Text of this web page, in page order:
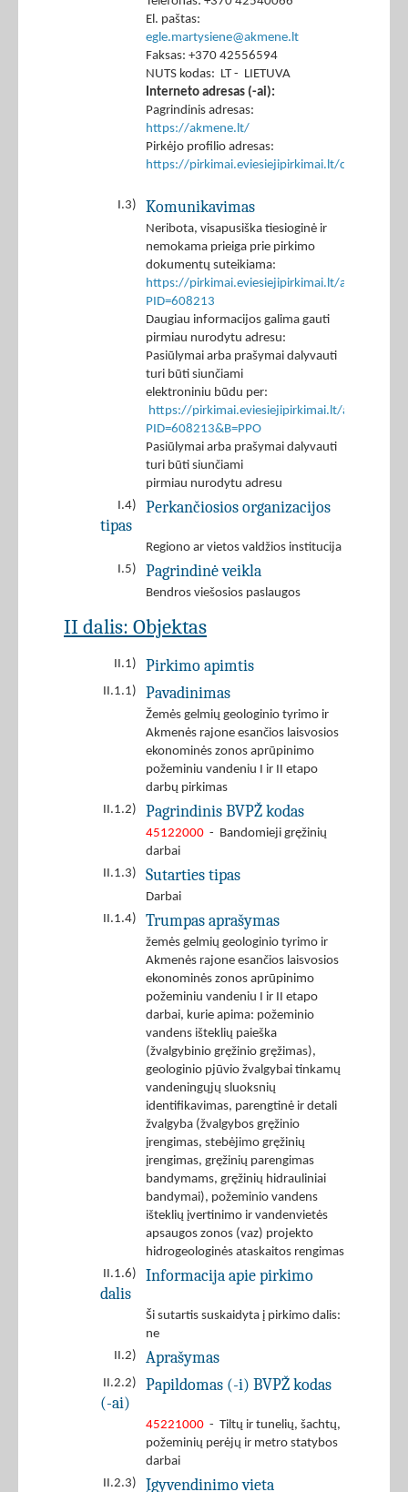
El. paštas:
egle.martysiene@akmene.lt
Faksas: +370 42556594
NUTS kodas: LT - LIETUVA
Interneto adresas (-ai):
Pagrindinis adresas:
https://akmene.lt/
Pirkėjo profilio adresas:
https://pirkimai.eviesiejipirkimai.lt/ctm/
I.3) Komunikavimas
Neribota, visapusiška tiesioginė ir
nemokama prieiga prie pirkimo
dokumentų suteikiama:
https://pirkimai.eviesiejipirkimai.lt/app/rfq/
PID=608213
Daugiau informacijos galima gauti
pirmiau nurodytu adresu:
Pasiūlymai arba prašymai dalyvauti
turi būti siunčiami
elektroniniu būdu per:
https://pirkimai.eviesiejipirkimai.lt/app/rfq/
PID=608213&B=PPO
Pasiūlymai arba prašymai dalyvauti
turi būti siunčiami
pirmiau nurodytu adresu
I.4)
Perkančiosios organizacijos
tipas
Regiono ar vietos valdžios institucija
I.5)
Pagrindinė veikla
Bendros viešosios paslaugos
II dalis: Objektas
II.1) Pirkimo apimtis
II.1.1) Pavadinimas
Žemės gelmių geologinio tyrimo ir
Akmenės rajone esančios laisvosios
ekonominės zonos aprūpinimo
požeminiu vandeniu I ir II etapo
darbų pirkimas
II.1.2)
Pagrindinis BVPŽ kodas
45122000 - Bandomieji gręžinių
darbai
II.1.3)
Sutarties tipas
Darbai
II.1.4)
Trumpas aprašymas
žemės gelmių geologinio tyrimo ir
Akmenės rajone esančios laisvosios
ekonominės zonos aprūpinimo
požeminiu vandeniu I ir II etapo
darbai, kurie apima: požeminio
vandens išteklių paieška
(žvalgybinio gręžinio gręžimas),
geologinio pjūvio žvalgybai tinkamų
vandeningųjų sluoksnių
identifikavimas, parengtinė ir detali
žvalgyba (žvalgybos gręžinio
įrengimas, stebėjimo gręžinių
įrengimas, gręžinių parengimas
bandymams, gręžinių hidrauliniai
bandymai), požeminio vandens
išteklių įvertinimo ir vandenvietės
apsaugos zonos (vaz) projekto
hidrogeologinės ataskaitos rengimas
II.1.6)
Informacija apie pirkimo
dalis
Ši sutartis suskaidyta į pirkimo dalis:
ne
II.2)
Aprašymas
II.2.2)
Papildomas (-i) BVPŽ kodas
(-ai)
45221000 - Tiltų ir tunelių, šachtų,
požeminių perėjų ir metro statybos
darbai
II.2.3)
Įgyvendinimo vieta